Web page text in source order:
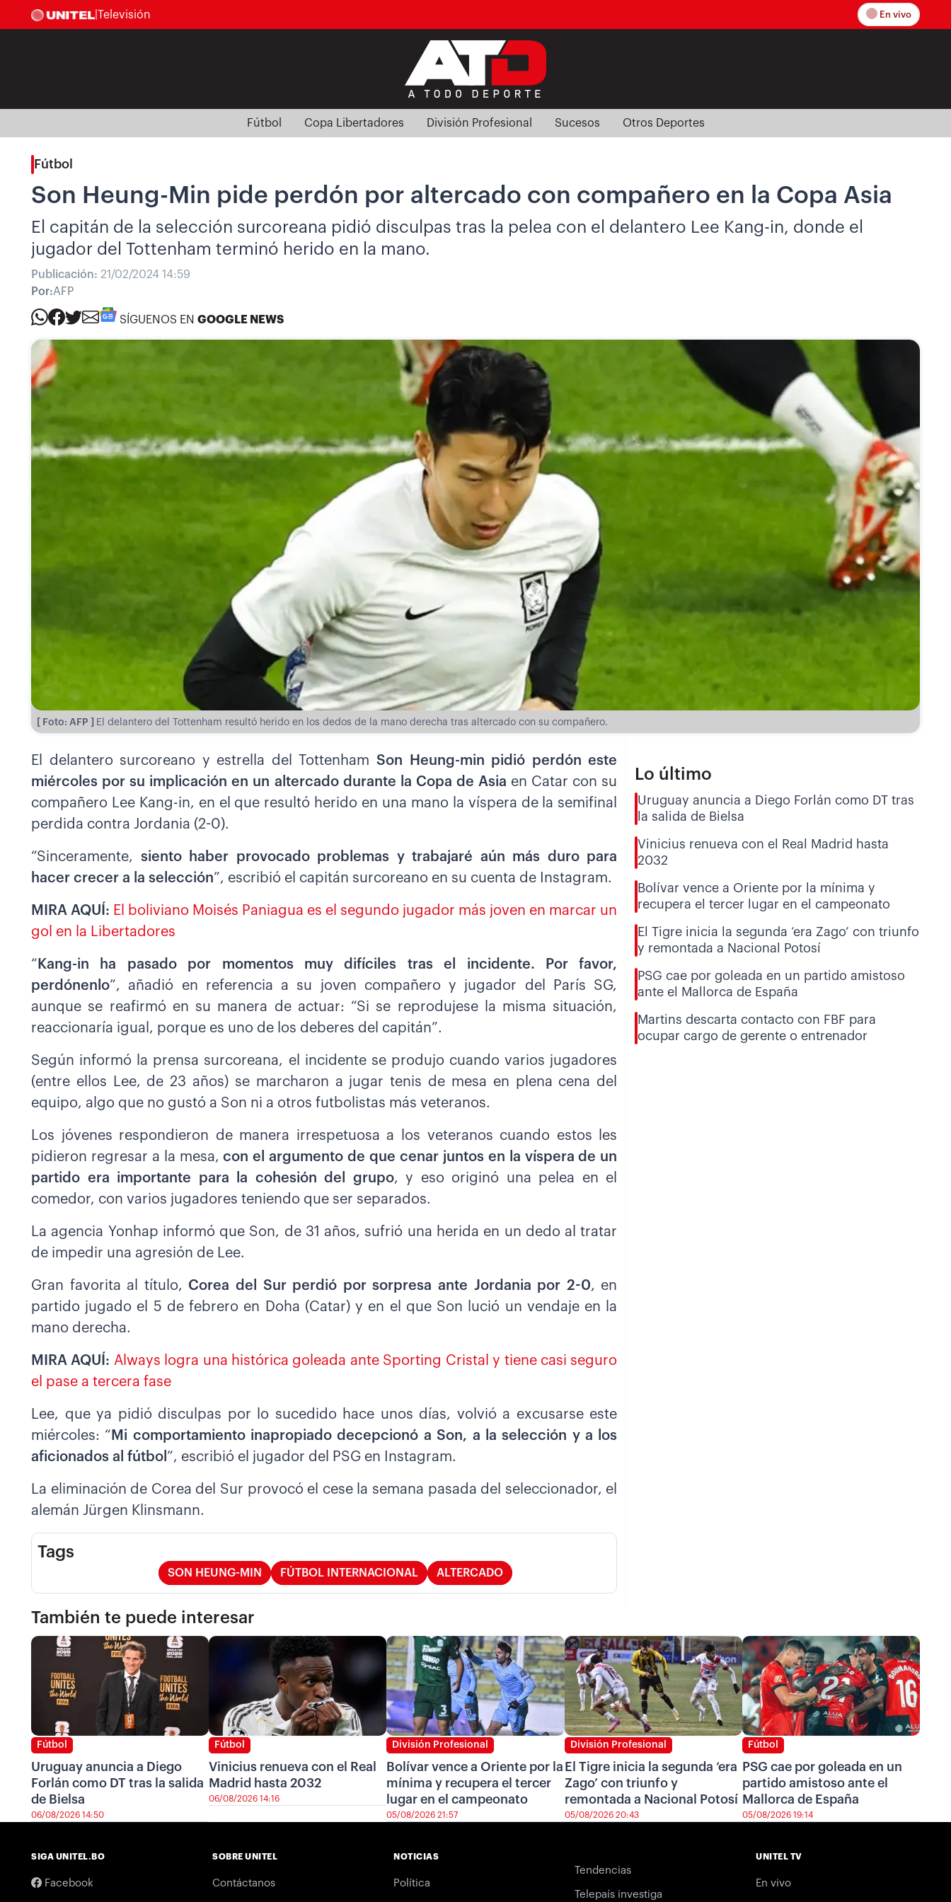
Televisión En vivo
Fútbol Copa Libertadores División Profesional Sucesos Otros Deportes
Fútbol
Son Heung-Min pide perdón por altercado con compañero en la Copa Asia
El capitán de la selección surcoreana pidió disculpas tras la pelea con el delantero Lee Kang-in, donde el
jugador del Tottenham terminó herido en la mano.
Publicación: 21/02/2024 14:59
Por:AFP
SÍGUENOS EN GOOGLE NEWS
[ Foto: AFP ] El delantero del Tottenham resultó herido en los dedos de la mano derecha tras altercado con su compañero.
El delantero surcoreano y estrella del TottenhamSon Heung-min pidió perdón este
miércoles por su implicación en un altercado durante la Copa de Asia en Catar con su
compañero Lee Kang-in, en el que resultó herido en una mano la víspera de la semifinal
perdida contra Jordania (2-0).
“Sinceramente, siento haber provocado problemas y trabajaré aún más duro para
hacer crecer a la selección”, escribió el capitán surcoreano en su cuenta de Instagram.
MIRA AQUÍ: El boliviano Moisés Paniagua es el segundo jugador más joven en marcar un
gol en la Libertadores
“ Kang-in ha pasado por momentos muy difíciles tras el incidente. Por favor,
perdónenlo”, añadió en referencia a su joven compañero y jugador del París SG,
aunque se reafirmó en su manera de actuar: “Si se reprodujese la misma situación,
reaccionaría igual, porque es uno de los deberes del capitán”.
Según informó la prensa surcoreana, el incidente se produjo cuando varios jugadores
(entre ellos Lee, de 23 años) se marcharon a jugar tenis de mesa en plena cena del
equipo, algo que no gustó a Son ni a otros futbolistas más veteranos.
Los jóvenes respondieron de manera irrespetuosa a los veteranos cuando estos les
pidieron regresar a la mesa,con el argumento de que cenar juntos en la víspera de un
partido era importante para la cohesión del grupo, y eso originó una pelea en el
comedor, con varios jugadores teniendo que ser separados.
La agencia Yonhap informó que Son, de 31 años, sufrió una herida en un dedo al tratar
de impedir una agresión de Lee.
Gran favorita al título, Corea del Sur perdió por sorpresa ante Jordania por 2-0, en
partido jugado el 5 de febrero en Doha (Catar) y en el que Son lució un vendaje en la
mano derecha.
MIRA AQUÍ: Always logra una histórica goleada ante Sporting Cristal y tiene casi seguro
el pase a tercera fase
Lee, que ya pidió disculpas por lo sucedido hace unos días, volvió a excusarse este
miércoles: “ Mi comportamiento inapropiado decepcionó a Son, a la selección y a los
aficionados al fútbol ”, escribió el jugador del PSG en Instagram.
La eliminación de Corea del Sur provocó el cese la semana pasada del seleccionador, el
alemán Jürgen Klinsmann.
Tags
SON HEUNG-MIN FÚTBOL INTERNACIONAL ALTERCADO
Lo último
Uruguay anuncia a Diego Forlán como DT tras
la salida de Bielsa
Vinicius renueva con el Real Madrid hasta
2032
Bolívar vence a Oriente por la mínima y
recupera el tercer lugar en el campeonato
El Tigre inicia la segunda ‘era Zago’ con triunfo
y remontada a Nacional Potosí
PSG cae por goleada en un partido amistoso
ante el Mallorca de España
Martins descarta contacto con FBF para
ocupar cargo de gerente o entrenador
También te puede interesar
Fútbol
Uruguay anuncia a Diego
Forlán como DT tras la salida
de Bielsa
06/08/2026 14:50
Fútbol
Vinicius renueva con el Real
Madrid hasta 2032
06/08/2026 14:16
División Profesional
Bolívar vence a Oriente por la
mínima y recupera el tercer
lugar en el campeonato
05/08/2026 21:57
División Profesional
El Tigre inicia la segunda ‘era
Zago’ con triunfo y
remontada a Nacional Potosí
05/08/2026 20:43
Fútbol
PSG cae por goleada en un
partido amistoso ante el
Mallorca de España
05/08/2026 19:14
SIGA UNITEL.BO
Facebook
SOBRE UNITEL
Contáctanos
NOTICIAS
Política
Tendencias
Telepaís investiga
UNITEL TV
En vivo